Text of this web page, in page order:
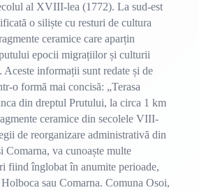
al XVIII-lea (1772). La sud-est
o siliște cu resturi de cultura
ceramice care aparțin
epocii migrațiilor și culturii
informații sunt redate și de
o formă mai concisă: „Terasa
din dreptul Prutului, la circa 1 km
ceramice din secolele VIII-
de reorganizare administrativă din
Comarna, va cunoaște multe
fiind înglobat în anumite perioade,
sau Comarna. Comuna Osoi,